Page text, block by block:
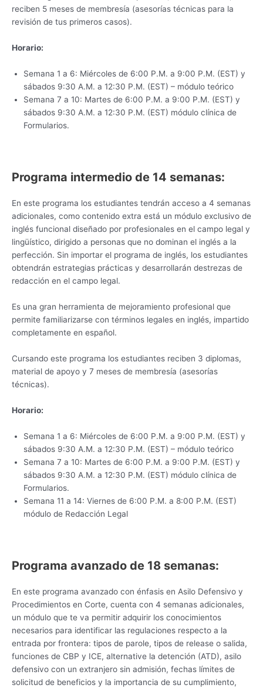
reciben 5 meses de membresía (asesorías técnicas para la
revisión de tus primeros casos).
Horario:
Semana 1 a 6: Miércoles de 6:00 P.M. a 9:00 P.M. (EST) y
sábados 9:30 A.M. a 12:30 P.M. (EST) – módulo teórico
Semana 7 a 10: Martes de 6:00 P.M. a 9:00 P.M. (EST) y
sábados 9:30 A.M. a 12:30 P.M. (EST) módulo clínica de
Formularios.
Programa intermedio de 14 semanas:
En este programa los estudiantes tendrán acceso a 4 semanas
adicionales, como contenido extra está un módulo exclusivo de
inglés funcional diseñado por profesionales en el campo legal y
lingüístico, dirigido a personas que no dominan el inglés a la
perfección. Sin importar el programa de inglés, los estudiantes
obtendrán estrategias prácticas y desarrollarán destrezas de
redacción en el campo legal.
Es una gran herramienta de mejoramiento profesional que
permite familiarizarse con términos legales en inglés, impartido
completamente en español.
Cursando este programa los estudiantes reciben 3 diplomas,
material de apoyo y 7 meses de membresía (asesorías
técnicas).
Horario:
Semana 1 a 6: Miércoles de 6:00 P.M. a 9:00 P.M. (EST) y
sábados 9:30 A.M. a 12:30 P.M. (EST) – módulo teórico
Semana 7 a 10: Martes de 6:00 P.M. a 9:00 P.M. (EST) y
sábados 9:30 A.M. a 12:30 P.M. (EST) módulo clínica de
Formularios.
Semana 11 a 14: Viernes de 6:00 P.M. a 8:00 P.M. (EST)
módulo de Redacción Legal
Programa avanzado de 18 semanas:
En este programa avanzado con énfasis en Asilo Defensivo y
Procedimientos en Corte, cuenta con 4 semanas adicionales,
un módulo que te va permitir adquirir los conocimientos
necesarios para identificar las regulaciones respecto a la
entrada por frontera: tipos de parole, tipos de release o salida,
funciones de CBP y ICE, alternative la detención (ATD), asilo
defensivo con un extranjero sin admisión, fechas límites de
solicitud de beneficios y la importancia de su cumplimiento,